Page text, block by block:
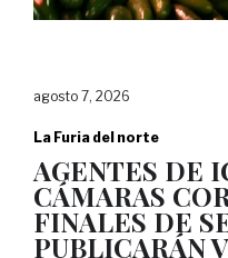
agosto 7, 2026
La Furia del norte
AGENTES DE
CÁMARAS
FINALES DE
PUBLICARÁN